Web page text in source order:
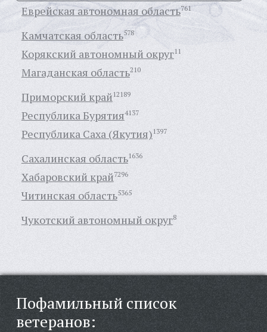
Еврейская автономная область761
Камчатская область578
Корякский автономный округ11
Магаданская область210
Приморский край12189
Республика Бурятия4137
Республика Саха (Якутия)1397
Сахалинская область1636
Хабаровский край7296
Читинская область5365
Чукотский автономный округ8
Пофамильный список
ветеранов: